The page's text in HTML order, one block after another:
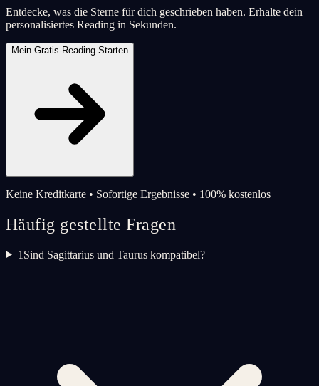
Entdecke, was die Sterne für dich geschrieben haben. Erhalte dein
personalisiertes Reading in Sekunden.
Mein Gratis-Reading Starten
Keine Kreditkarte • Sofortige Ergebnisse • 100% kostenlos
Häufig gestellte Fragen
1 Sind Sagittarius und Taurus kompatibel?